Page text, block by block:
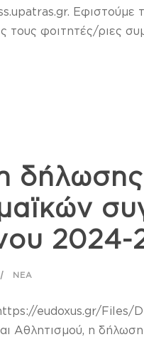
Εφιστούμε
φοιτητές/ριες
δήλωσης
2024-
ΝΈΑ
eudoxus.gr/Files/
Αθλητισμού, η